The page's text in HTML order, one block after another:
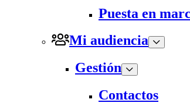
Puesta en
Mi audiencia
Gestión
Contactos